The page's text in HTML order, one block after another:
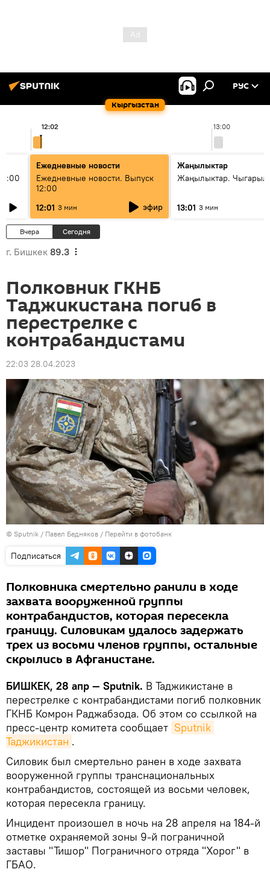
Кыргызстан
РУС
13:00
12:02
Ежедневные новости
Ежедневные новости. Выпуск
12:00
12:01 3 мин эфир
Жаңылыктар
Жаңылыктар.
13:01 3 мин
Вчера Сегодня
г. Бишкек 89.3
Полковник ГКНБ
Таджикистана погиб в
перестрелке с
контрабандистами
22:03 28.04.2023
© Sputnik / Павел Бедняков / Перейти в фотобанк
Подписаться
Полковника смертельно ранили в ходе
захвата вооруженной группы
контрабандистов, которая пересекла
границу. Силовикам удалось задержать
трех из восьми членов группы, остальные
скрылись в Афганистане.
БИШКЕК, 28 апр — Sputnik. В Таджикистане в
перестрелке с контрабандистами погиб полковник
ГКНБ Комрон Раджабзода. Об этом со ссылкой на
пресс-центр комитета сообщает Sputnik
Таджикистан .
Силовик был смертельно ранен в ходе захвата
вооруженной группы транснациональных
контрабандистов, состоящей из восьми человек,
которая пересекла границу.
Инцидент произошел в ночь на 28 апреля на 184-й
отметке охраняемой зоны 9-й пограничной
заставы "Тишор" Пограничного отряда "Хорог" в
ГБАО.